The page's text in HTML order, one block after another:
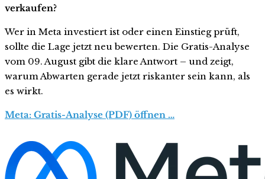
verkaufen?
Wer in Meta investiert ist oder einen Einstieg prüft,
sollte die Lage jetzt neu bewerten. Die Gratis-Analyse
vom 09. August gibt die klare Antwort – und zeigt,
warum Abwarten gerade jetzt riskanter sein kann, als
es wirkt.
Meta: Gratis-Analyse (PDF) öffnen …